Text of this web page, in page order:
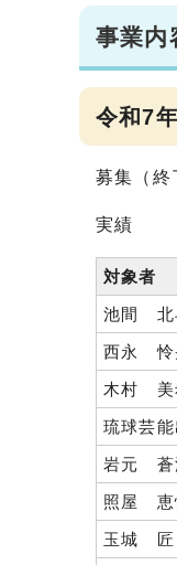
事業内
令和7
募集（終
実績
対象者
池間 北
西永 怜
木村 美
琉球芸
岩元 蒼
照屋 恵
玉城 匠